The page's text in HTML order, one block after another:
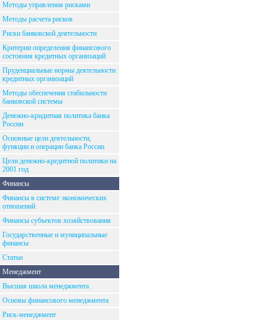
Методы управления рисками
Методы расчета рисков
Риски банковской деятельности
Критерии определения финансового
состояния кредитных организаций
Пруденциальные нормы деятельности
кредитных организаций
Методы обеспечения стабильности
банковской системы
Денежно-кридитная политика банка
России
Основные цели деятельности,
функции и операции банка России
Цели денежно-кредитной политики на
2001 год
Финансы
Финансы в системе экономических
отношений
Финансы субъектов хозяйствования
Государственные и муниципальные
финансы
Статьи
Менеджмент
Высшая школа менеджмента
Основы финансового менеджмента
Риск-менеджмент